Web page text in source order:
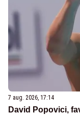
7 aug. 2026, 17:14
David Popovici,